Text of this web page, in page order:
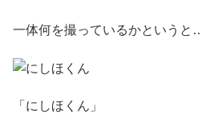
一体何を撮っているかというと…
「にしほくん」